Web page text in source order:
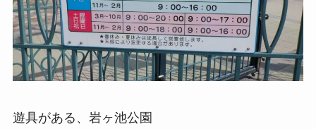
遊具がある、岩ヶ池公園